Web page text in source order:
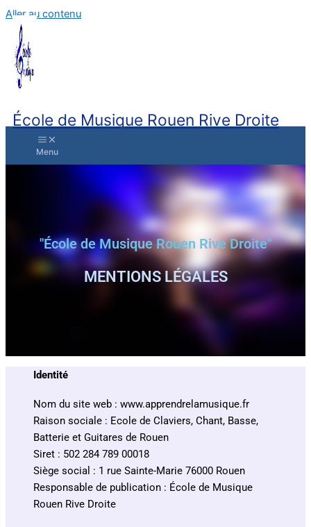
Aller au contenu
École de Musique Rouen Rive Droite
"École de Musique Rouen Rive Droite"
MENTIONS LÉGALES
Identité
Nom du site web : www.apprendrelamusique.fr
Raison sociale : Ecole de Claviers, Chant, Basse,
Batterie et Guitares de Rouen
Siret : 502 284 789 00018
Siège social : 1 rue Sainte-Marie 76000 Rouen
Responsable de publication : École de Musique
Rouen Rive Droite